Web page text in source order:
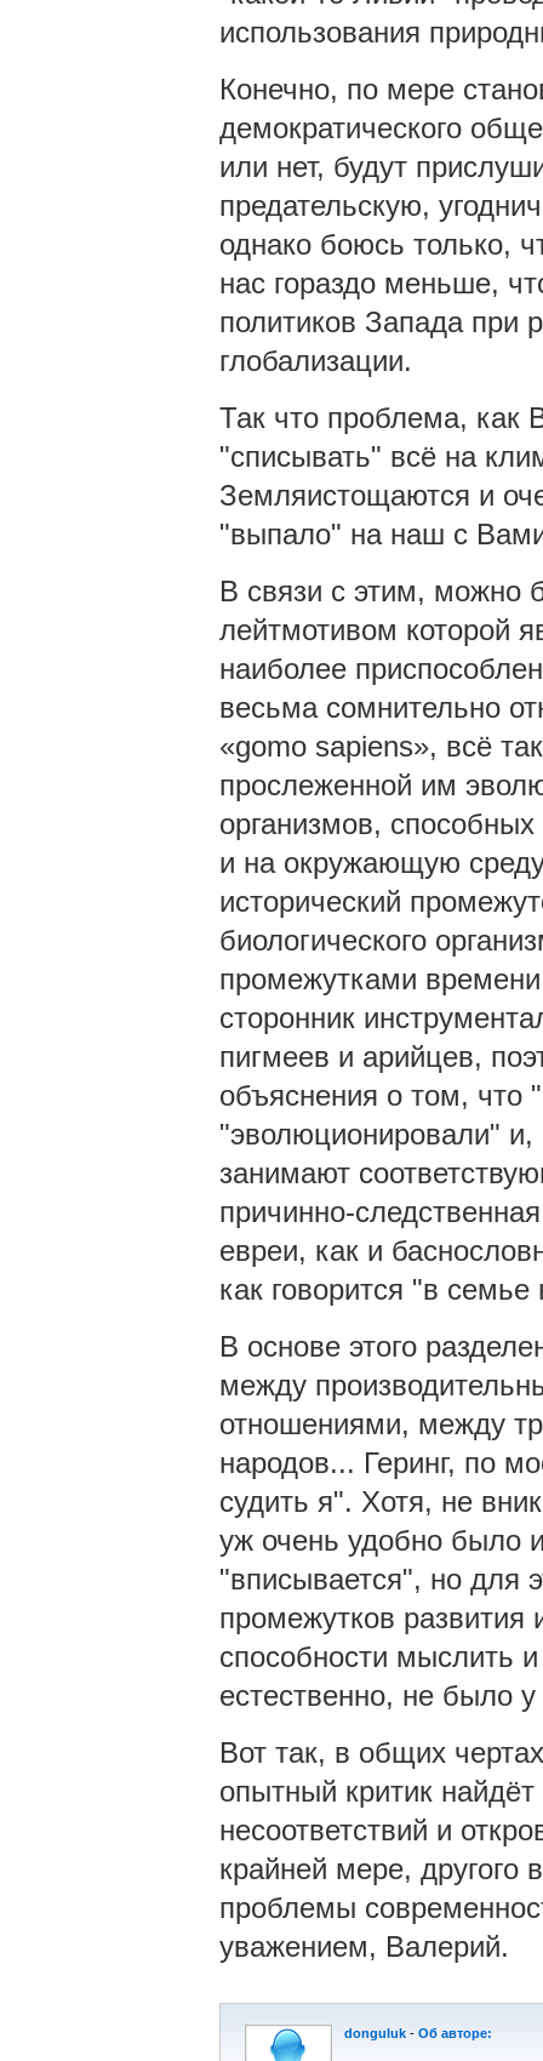
использования
Конечно, по мере
демократического
или нет, будут
предательскую,
однако боюсь только,
нас гораздо меньше,
политиков Запада при
глобализации.
Так что проблема, как
"списывать" всё на
Земляистощаются и
"выпало" на наш с
В связи с этим, можно
лейтмотивом которой
наиболее
весьма сомнительно
«gomo sapiens», всё
прослеженной им
организмов,
и на окружающую
исторический
биологического
промежутками
сторонник
пигмеев и арийцев,
объяснения о том, что
"эволюционировали" и,
занимают
причинно-
евреи, как и
как говорится "в семье
В основе этого
между
отношениями, между
народов... Геринг, по
судить я". Хотя, не
уж очень удобно было
"вписывается", но для
промежутков развития
способности мыслить
естественно, не было
Вот так, в общих
опытный критик
несоответствий и
крайней мере, другого
проблемы
уважением, Валерий.
donguluk- Об авторе: